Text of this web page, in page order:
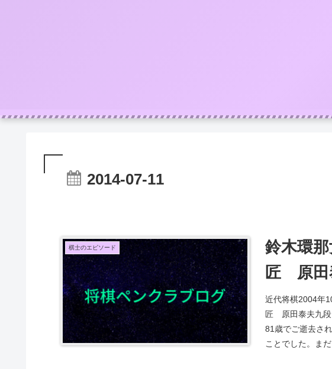
2014-07-11
棋士のエピソード
鈴木環
匠 原田
近代将棋2004年
匠 原田泰夫九
81歳でご逝去さ
ことでした。ま